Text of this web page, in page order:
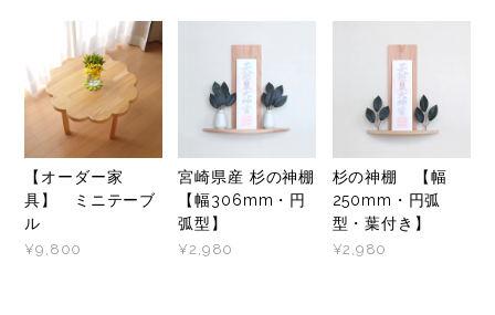
【オーダー家
具】 ミニテーブ
ル
¥9,800
宮崎県産 杉の神棚
【幅306mm・円
弧型】
¥2,980
杉の神棚 【幅
250mm・円弧
型・葉付き】
¥2,980